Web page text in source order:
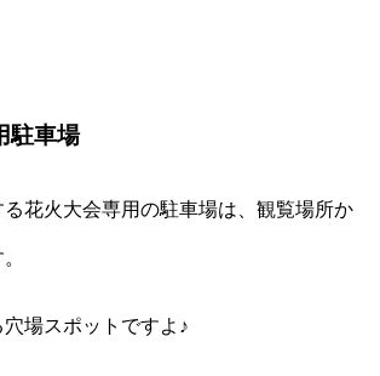
駐車場
る花火大会専用の駐車場は、観覧場所か
場スポットですよ♪